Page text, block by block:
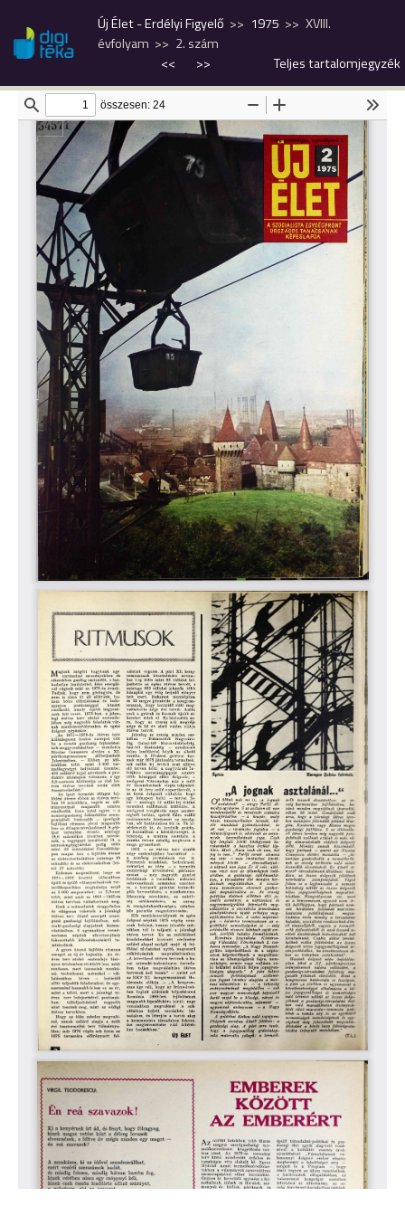
Új Élet - Erdélyi Figyelő 1975
XVIII.
évfolyam
2. szám
<<
>> Teljes tartalomjegyzék